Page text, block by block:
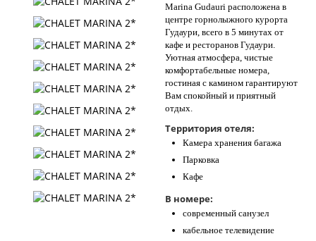
Marina Gudauri расположена в
центре горнолыжного курорта
Гудаури, всего в 5 минутах от
кафе и ресторанов Гудаури.
Уютная атмосфера, чистые
комфортабельные номера,
гостиная с камином гарантируют
Вам спокойный и приятный
отдых.
Территория отеля:
Камера хранения багажа
Парковка
Кафе
В номере:
современный санузел
кабельное телевидение